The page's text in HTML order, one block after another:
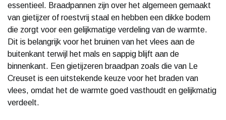
essentieel. Braadpannen zijn over het algemeen gemaakt
van gietijzer of roestvrij staal en hebben een dikke bodem
die zorgt voor een gelijkmatige verdeling van de warmte.
Dit is belangrijk voor het bruinen van het vlees aan de
buitenkant terwijl het mals en sappig blijft aan de
binnenkant. Een gietijzeren braadpan zoals die van Le
Creuset is een uitstekende keuze voor het braden van
vlees, omdat het de warmte goed vasthoudt en gelijkmatig
verdeelt.